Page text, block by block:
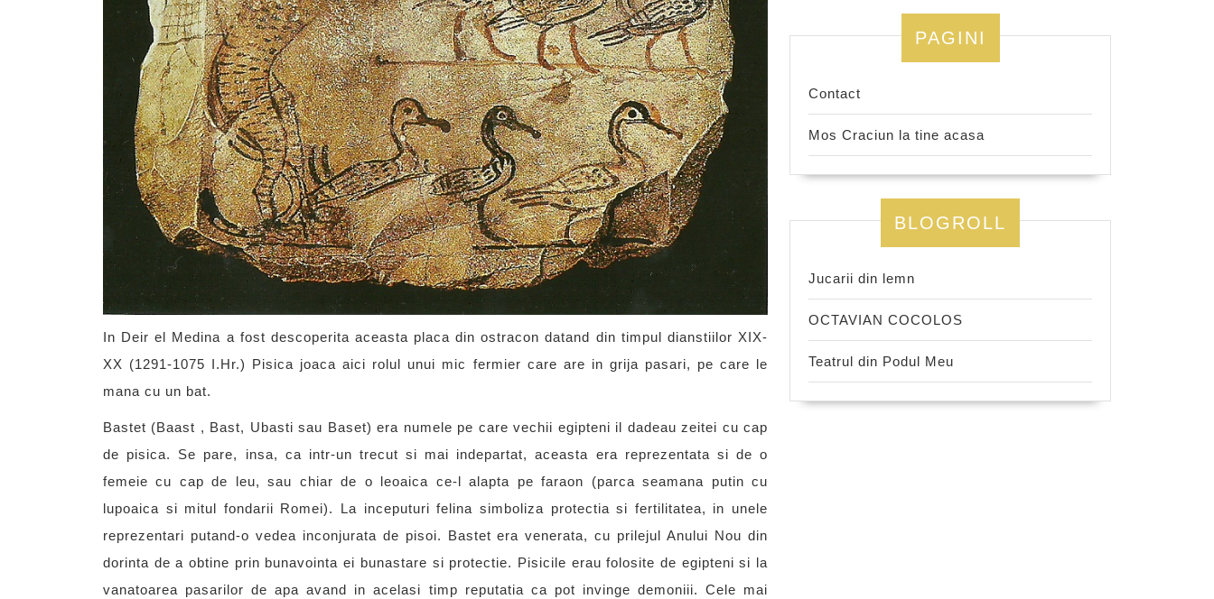
In Deir el Medina a fost descoperita aceasta placa din ostracon datand din timpul dianstiilor XIX-
XX (1291-1075 I.Hr.) Pisica joaca aici rolul unui mic fermier care are in grija pasari, pe care le
mana cu un bat.
Bastet (Baast , Bast, Ubasti sau Baset) era numele pe care vechii egipteni il dadeau zeitei cu cap
de pisica. Se pare, insa, ca intr-un trecut si mai indepartat, aceasta era reprezentata si de o
femeie cu cap de leu, sau chiar de o leoaica ce-l alapta pe faraon (parca seamana putin cu
lupoaica si mitul fondarii Romei). La inceputuri felina simboliza protectia si fertilitatea, in unele
reprezentari putand-o vedea inconjurata de pisoi. Bastet era venerata, cu prilejul Anului Nou din
dorinta de a obtine prin bunavointa ei bunastare si protectie. Pisicile erau folosite de egipteni si la
vanatoarea pasarilor de apa avand in acelasi timp reputatia ca pot invinge demoniii. Cele mai
PAGINI
Contact
Mos Craciun la tine acasa
BLOGROLL
Jucarii din lemn
OCTAVIAN COCOLOS
Teatrul din Podul Meu